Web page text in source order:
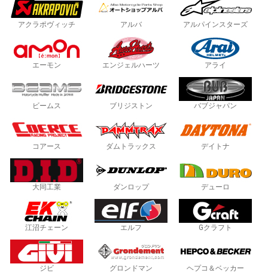
アクラポヴィッチ アルバ アルパインスターズ
エーモン エンジェルハーツ アライ
ビームス ブリジストン バブジャパン
コアース ダムトラックス デイトナ
大同工業 ダンロップ デューロ
江沼チェーン エルフ Gクラフト
ジビ グロンドマン ヘプコ＆ベッカー